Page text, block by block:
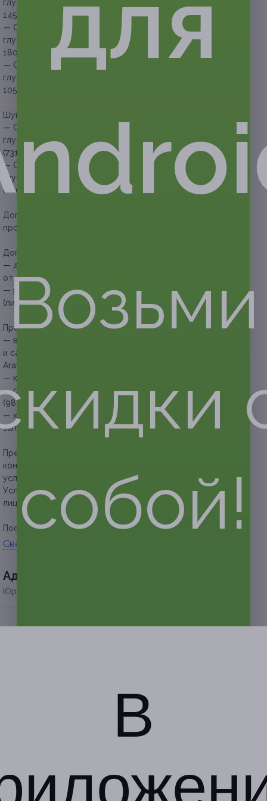
глубокого бикини и ног (до колен) (594 руб. вместо
1450 руб.)
— Скидка 61% на шугаринг или восковую эпиляцию зоны
глубокого бикини и ног (полностью) (702 руб. вместо
1800 руб.)
— Скидка 53% на шугаринг или восковую эпиляцию зоны
глубокого бикини и подмышечных впадин (493 руб. вместо
1050 руб.)
Шугаринг или восковая эпиляция трех зон:
— Скидка 57% на шугаринг или восковую эпиляцию зоны
глубокого бикини, подмышечных впадин и ног (до колен)
(731 руб. вместо 1700 руб.)
— Скидка 60% на шугаринг или восковую эпиляцию зоны
глубокого бикини, подмышечных впадин и ног (полностью)
(820 руб. вместо 2050 руб.)
Дополнительное преимущество:
профессиональным мастером.
Дополнительно оплачивается на месте:
— для мужчин необходима доплата в размере 50%
от стоимости купона;
— расходные материалы (простыня, салфетки) — 100 руб.
(либо можно принести свои).
Прочие условия:
— в работе используются средства уходовой косметики
и сахарная паста от компаний: Sherri’s Professional, Gloria,
Aravia;
— купон действует для женщин и мужчин;
— обязательна предварительная запись по телефону +7
(983) 383-94-83;
— клиент обязан сообщить об отмене или переносе
записи не менее чем за 12 часов.
Предупреждаем о необходимости получения
консультации у врача-специалиста по оказываемым
услугам и противопоказаниям.
Услуга предоставляется только совершеннолетним
лицам.
Посмотреть страницу в Instagram.
Свернуть
Адресa
Юридическая информация о партнёре
для
Возьми
собой!
В